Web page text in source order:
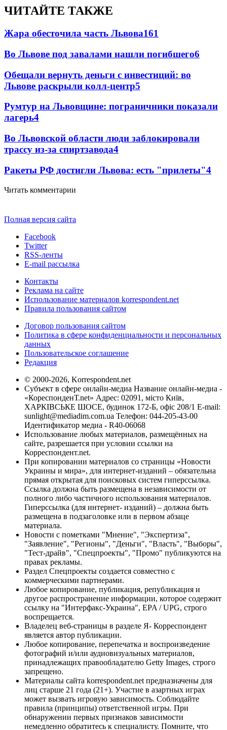
ЧИТАЙТЕ ТАКЖЕ
Жара обесточила часть Львова161
Во Львове под завалами нашли погибшего6
Обещали вернуть деньги с инвестиций: во
Львове раскрыли колл-центр5
Румтур на Львовщине: пограничники показали
лагерь4
Во Львовской области люди заблокировали
трассу из-за спиртзавода4
Ракеты РФ достигли Львова: есть "прилеты"4
Читать комментарии
Полная версия сайта
Facebook
Twitter
RSS-ленты
E-mail рассылка
Контакты
Реклама на сайте
Использование материалов korrespondent.net
Правила пользования сайтом
Договор пользования сайтом
Политика в сфере конфиденциальности и персональных
данных
Пользовательское соглашение
Редакция
© 2000-2026, Korrespondent.net
Субъект в сфере онлайн-медиа Название онлайн-медиа -
«КореспонденТ.net» Адрес: 02091, місто Київ,
ХАРКІВСЬКЕ ШОСЕ, будинок 172-Б, офіс 208/1 E-mail:
sunlight@mediadim.com.ua Телефон: 044-205-43-00
Идентификатор медиа - R40-06068
Использование любых материалов, размещённых на
сайте, разрешается при условии ссылки на
Корреспондент.net.
При копировании материалов со страницы «Новости
Украины и мира», для интернет-изданий – обязательна
прямая открытая для поисковых систем гиперссылка.
Ссылка должна быть размещена в независимости от
полного либо частичного использования материалов.
Гиперссылка (для интернет- изданий) – должна быть
размещена в подзаголовке или в первом абзаце
материала.
Новости с пометками "Мнение", "Экспертиза",
"Заявление", "Регионы", "Деньги", "Власть", "Выборы",
"Тест-драйв", "Спецпроекты", "Промо" публикуются на
правах рекламы.
Раздел Спецпроекты создается совместно с
коммерческими партнерами.
Любое копирование, публикация, републикация и
другое распространение информации, которое содержит
ссылку на "Интерфакс-Украина", EPA / UPG, строго
воспрещается.
Владелец веб-страницы в разделе Я- Корреспондент
является автор публикации.
Любое копирование, перепечатка и воспроизведение
фотографий и/или аудиовизуальных материалов,
принадлежащих правообладателю Getty Images, строго
запрещено.
Материалы сайта korrespondent.net предназначены для
лиц старше 21 года (21+). Участие в азартных играх
может вызвать игровую зависимость. Соблюдайте
правила (принципы) ответственной игры. При
обнаружении первых признаков зависимости
немедленно обратитесь к специалисту. Помните, что